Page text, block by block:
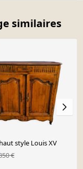
similaires
style Louis XV
€